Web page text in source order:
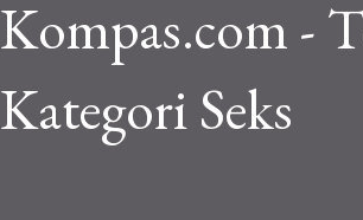
Kompas.com -
Kategori Seks